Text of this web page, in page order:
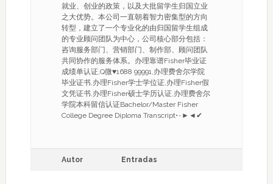
就业、创业的政策，以及大批留学生归国立业
之大优势。本公司一直朝着智力密集型的方向
转型，建立了一个专业化的由归国留学生组成
的专业顾问团队为中心，公司核心部分包括：
咨询服务部门、营销部门、制作部、顾问团队
共同协作的服务体系。办理靠谱Fisher毕业证
成绩单认证,Q微♥1688 99991,办理费舍尔学院
毕业证书,办理Fisher学士学位证,办理Fisher假
文凭证书,办理Fisher硕士学历认证,办理费舍尔
学院本科留信认证Bachelor/Master Fisher
College Degree Diploma Transcript•۰►◄✔
Autor Entradas